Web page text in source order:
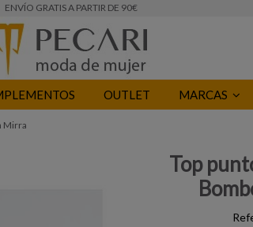
ENVÍO GRATIS A PARTIR DE 90€
OUTLET MARCAS
Mirra
Top